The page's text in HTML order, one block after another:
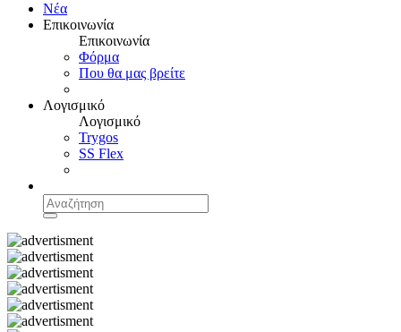
Νέα
Επικοινωνία
Επικοινωνία
Φόρμα
Που θα μας βρείτε
Λογισμικό
Λογισμικό
Trygos
SS Flex